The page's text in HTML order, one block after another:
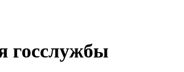
госслужбы